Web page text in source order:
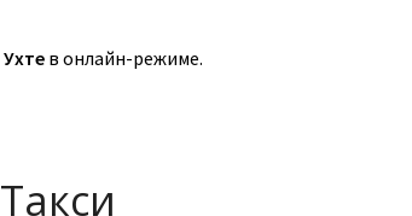
Ухте в онлайн-режиме.